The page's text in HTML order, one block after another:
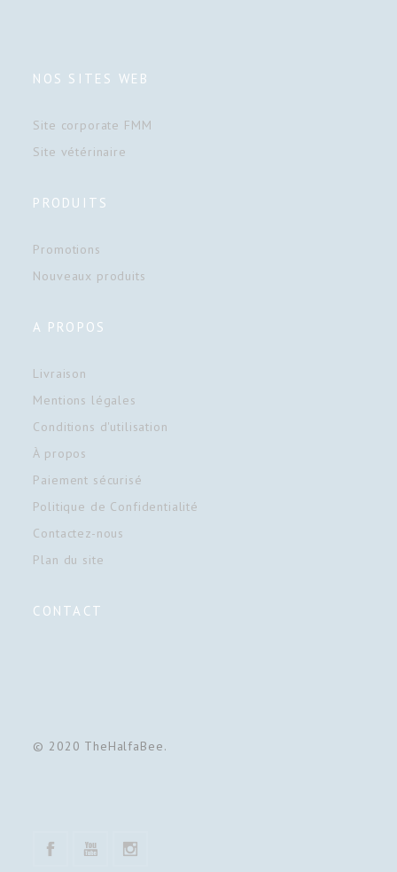
NOS SITES WEB
Site corporate FMM
Site vétérinaire
PRODUITS
Promotions
Nouveaux produits
A PROPOS
Livraison
Mentions légales
Conditions d'utilisation
À propos
Paiement sécurisé
Politique de Confidentialité
Contactez-nous
Plan du site
CONTACT
© 2020 TheHalfaBee.